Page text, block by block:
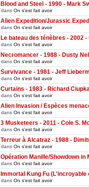
Blood and Steel - 1990 - Mark
dans On s'est fait avoir
Alien Expedition/Jurassic
dans On s'est fait avoir
Le bateau des ténèbres - 2002
dans On s'est fait avoir
Necromancer - 1988 - Dusty
dans On s'est fait avoir
Survivance - 1981 - Jeff
dans On s'est fait avoir
Curtains - 1983 - Richard
dans On s'est fait avoir
Alien Invasion / Espèces
dans On s'est fait avoir
3 Musketeers - 2011 - Cole S.
dans On s'est fait avoir
Terreur à Alcatraz - 1988 -
dans On s'est fait avoir
Opération Manille/Showdown in
dans On s'est fait avoir
Immortal Kung Fu
dans On s'est fait avoir